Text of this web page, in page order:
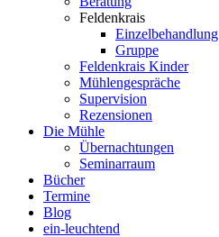
Feldenkrais
Einzelbehandlung
Gruppe
Feldenkrais Kinder
Mühlengespräche
Supervision
Rezensionen
Die Mühle
Übernachtungen
Seminarraum
Bücher
Termine
Blog
ein-leuchtend